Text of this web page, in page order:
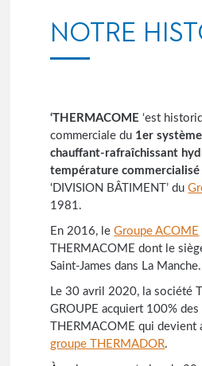
NOTRE
‘THERMACOME ‘est
commerciale du 1er
chauffant-rafraîchissant
température commercialisé
‘DIVISION BÂTIMENT’ du
1981.
En 2016, leGroupe ACOME
THERMACOME dont le
Saint-James dans La Manche.
Le 30 avril 2020, la société
GROUPE acquiert 100% des
THERMACOME qui
groupe THERMADOR.